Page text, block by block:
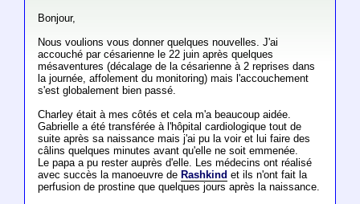
Bonjour,
Nous voulions vous donner quelques nouvelles. J'ai
accouché par césarienne le 22 juin après quelques
mésaventures (décalage de la césarienne à 2 reprises dans
la journée, affolement du monitoring) mais l'accouchement
s'est globalement bien passé.
Charley était à mes côtés et cela m'a beaucoup aidée.
Gabrielle a été transférée à l'hôpital cardiologique tout de
suite après sa naissance mais j'ai pu la voir et lui faire des
câlins quelques minutes avant qu'elle ne soit emmenée.
Le papa a pu rester auprès d'elle. Les médecins ont réalisé
avec succès la manoeuvre de Rashkind et ils n'ont fait la
perfusion de prostine que quelques jours après la naissance.